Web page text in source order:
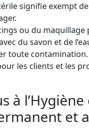
signifie exempt
ou du
du savon et de
toute contamination.
les clients et les
à
et